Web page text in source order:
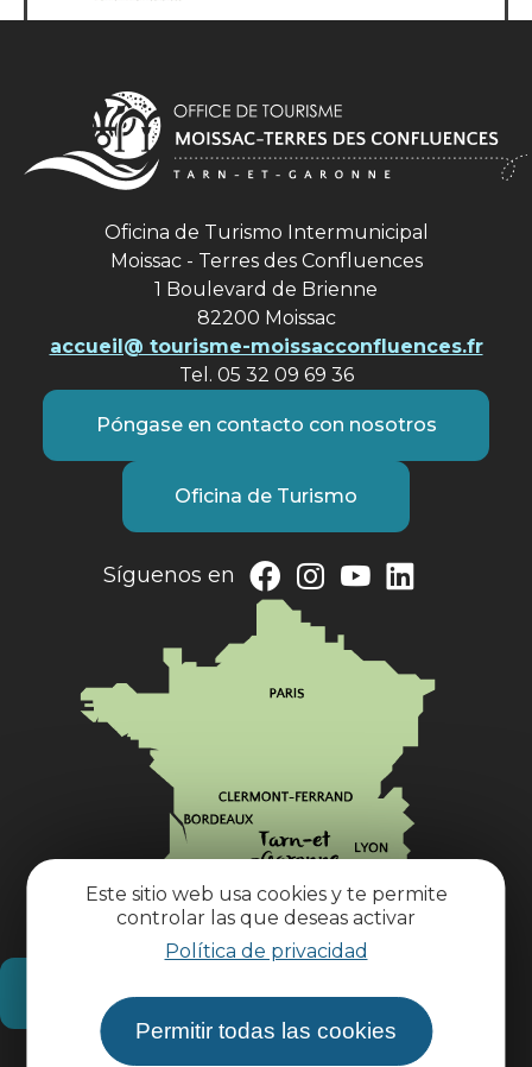
Este sitio web usa cookies y te permite
controlar las que deseas activar
Política de privacidad
Permitir todas las cookies
Oficina de Turismo Intermunicipal
Moissac - Terres des Confluences
1 Boulevard de Brienne
82200 Moissac
accueil@ tourisme-moissacconfluences.fr
Tel. 05 32 09 69 36
Póngase en contacto con nosotros
Oficina de Turismo
Síguenos en
¿Cómo llegar?